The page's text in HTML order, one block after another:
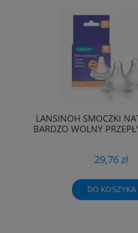
LANSINOH SMOCZKI
BARDZO WOLNY
29,76 zł
DO KOSZYKA